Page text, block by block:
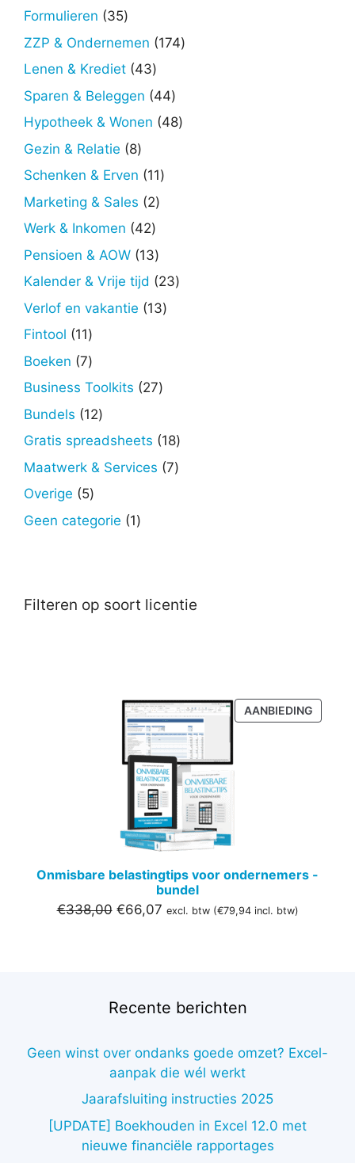
producten
Formulieren 3535
producten
ZZP & Ondernemen 174174
Lenen & Krediet 4343
producten
Sparen & Beleggen 4444
producten
Hypotheek & Wonen 4848
Gezin & Relatie 88
producten
Schenken & Erven 1111
Marketing & Sales 22
Werk & Inkomen 4242
producten
Pensioen & AOW 1313
producten
Kalender & Vrije tijd 2323
Verlof en vakantie 1313
Fintool 1111
producten
Boeken 77
producten
Business Toolkits 2727
Bundels 1212
producten
Gratis spreadsheets 1818
producten
Maatwerk & Services 77
Overige 55
producten
Geen categorie 11
Filteren op soort licentie
AANBIEDING
IN
Onmisbare belastingtips voor ondernemers -
bundel
€338,00 Oorspronkelijke
€66,07Huidige
excl. btw (€79,94incl. btw)
Recente berichten
Geen winst over ondanks goede omzet? Excel-
aanpak die wél werkt
Jaarafsluiting instructies 2025
[UPDATE] Boekhouden in Excel 12.0 met
nieuwe financiële rapportages